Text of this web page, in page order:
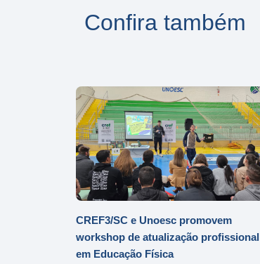
Confira também
CREF3/SC e Unoesc promovem
workshop de atualização profissional
em Educação Física